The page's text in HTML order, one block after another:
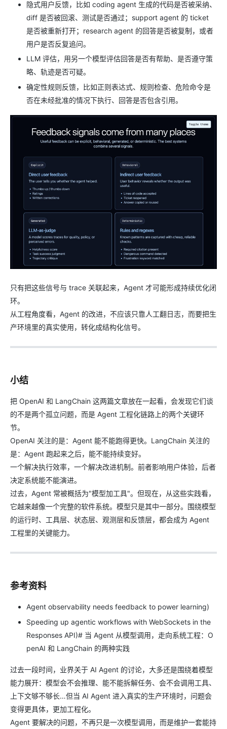
隐式用户反馈，比如 coding agent 生成的代码是否被采纳、
diff 是否被回滚、测试是否通过；support agent 的 ticket
是否被重新打开；research agent 的回答是否被复制，或者
用户是否反复追问。
LLM 评估，用另一个模型评估回答是否有帮助、是否遵守策
略、轨迹是否可疑。
确定性规则反馈，比如正则表达式、规则检查、危险命令是
否在未经批准的情况下执行、回答是否包含引用。
只有把这些信号与 trace 关联起来，Agent 才可能形成持续优化闭
环。
从工程角度看，Agent 的改进，不应该只靠人工翻日志，而要把生
产环境里的真实使用，转化成结构化信号。
小结
把 OpenAI 和 LangChain 这两篇文章放在一起看，会发现它们谈
的不是两个孤立问题，而是 Agent 工程化链路上的两个关键环
节。
OpenAI 关注的是：Agent 能不能跑得更快。LangChain 关注的
是：Agent 跑起来之后，能不能持续变好。
一个解决执行效率，一个解决改进机制。前者影响用户体验，后者
决定系统能不能演进。
过去，Agent 常被概括为"模型加工具"。但现在，从这些实践看，
它越来越像一个完整的软件系统。模型只是其中一部分。围绕模型
的运行时、工具层、状态层、观测层和反馈层，都会成为 Agent
工程里的关键能力。
参考资料
Agent observability needs feedback to power learning)
Speeding up agentic workflows with WebSockets in the
Responses API)# 当 Agent 从模型调用，走向系统工程：O
penAI 和 LangChain 的两种实践
过去一段时间，业界关于 AI Agent 的讨论，大多还是围绕着模型
能力展开：模型会不会推理、能不能拆解任务、会不会调用工具、
上下文够不够长…但当 AI Agent 进入真实的生产环境时，问题会
变得更具体，更加工程化。
Agent 要解决的问题，不再只是一次模型调用，而是维护一套能持